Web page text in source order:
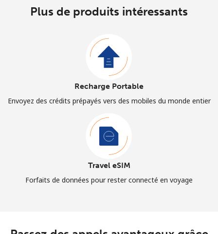
Plus de produits intéressants
Recharge Portable
Envoyez des crédits prépayés vers des mobiles du monde entier
Travel eSIM
Forfaits de données pour rester connecté en voyage